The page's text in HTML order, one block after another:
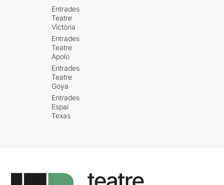
Entrades
Teatre
Victòria
Entrades
Teatre
Apolo
Entrades
Teatre
Goya
Entrades
Espai
Texas